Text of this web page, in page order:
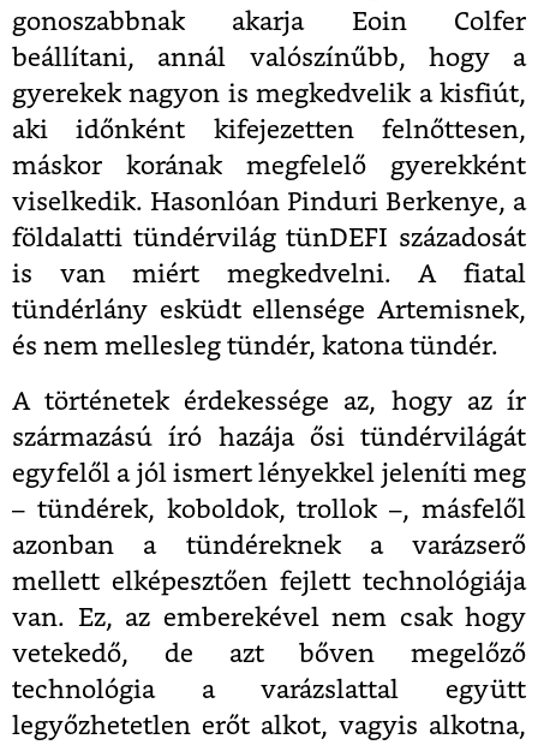
gonoszabbnak akarja Eoin Colfer
beállítani, annál valószínűbb, hogy a
gyerekek nagyon is megkedvelik a kisfiút,
aki időnként kifejezetten felnőttesen,
máskor korának megfelelő gyerekként
viselkedik. Hasonlóan Pinduri Berkenye, a
földalatti tündérvilág tünDEFI századosát
is van miért megkedvelni. A fiatal
tündérlány esküdt ellensége Artemisnek,
és nem mellesleg tündér, katona tündér.
A történetek érdekessége az, hogy az ír
származású író hazája ősi tündérvilágát
egyfelől a jól ismert lényekkel jeleníti meg
– tündérek, koboldok, trollok –, másfelől
azonban a tündéreknek a varázserő
mellett elképesztően fejlett technológiája
van. Ez, az emberekével nem csak hogy
vetekedő, de azt bőven megelőző
technológia a varázslattal együtt
legyőzhetetlen erőt alkot, vagyis alkotna,